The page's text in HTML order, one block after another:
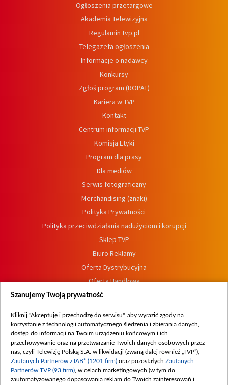
Ogłoszenia przetargowe
Akademia Telewizyjna
Regulamin tvp.pl
Telegazeta ogłoszenia
Informacje o nadawcy
Konkursy
Zgłoś program (ROPAT)
Kariera w TVP
Kontakt
Centrum informacji TVP
Komisja Etyki
Program dla prasy
Dla mediów
Serwis fotograficzny
Merchandising (znaki)
Polityka Prywatności
Polityka przeciwdziałania nadużyciom i korupcji
Sklep TVP
Biuro Reklamy
Oferta Dystrybucyjna
Oferta Handlowa
Dostępność
Procedura zgłoszeń wewnętrznych
Szanujemy Twoją prywatność
Kliknij "Akceptuję i przechodzę do serwisu", aby wyrazić zgody na
korzystanie z technologii automatycznego śledzenia i zbierania danych,
dostęp do informacji na Twoim urządzeniu końcowym i ich
przechowywanie oraz na przetwarzanie Twoich danych osobowych przez
nas, czyli Telewizję Polską S.A. w likwidacji (zwaną dalej również „TVP”),
Zaufanych Partnerów z IAB* (1201 firm) oraz pozostałych Zaufanych
Partnerów TVP (93 firm) , w celach marketingowych (w tym do
zautomatyzowanego dopasowania reklam do Twoich zainteresowań i